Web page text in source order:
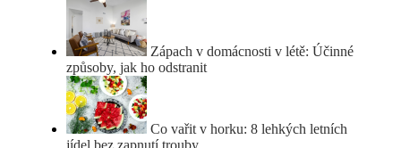
Zápach v domácnosti v létě: Účinné
způsoby, jak ho odstranit
Co vařit v horku: 8 lehkých letních